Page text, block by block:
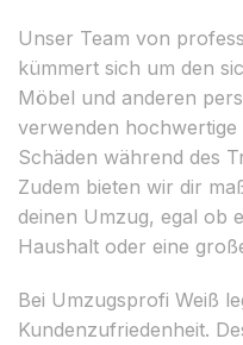
Unser Team von
kümmert sich um den
Möbel und anderen
verwenden
Schäden während des
Zudem bieten wir dir
deinen Umzug, egal ob
Haushalt oder eine
Bei Umzugsprofi Weiß
Kundenzufriedenheit.